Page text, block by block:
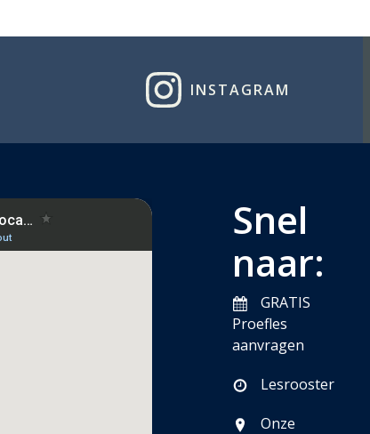
INSTAGRAM
Snel
naar:
GRATIS
Proefles
aanvragen
Lesrooster
Onze